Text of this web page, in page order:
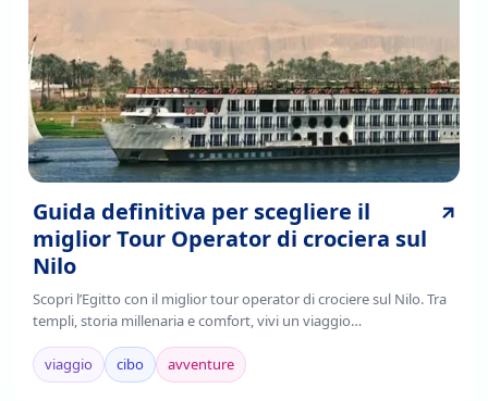
Guida definitiva per scegliere il
miglior Tour Operator di crociera sul
Nilo
Scopri l’Egitto con il miglior tour operator di crociere sul Nilo. Tra
templi, storia millenaria e comfort, vivi un viaggio
indimenticabile.Prenota ora!
viaggio
cibo avventure